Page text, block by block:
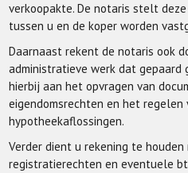
verkoopakte. De notaris stelt
tussen u en de koper worden
Daarnaast rekent de notaris ook
administratieve werk dat gepaard
hierbij aan het opvragen van
eigendomsrechten en het regelen
hypotheekaflossingen.
Verder dient u rekening te
registratierechten en eventuele